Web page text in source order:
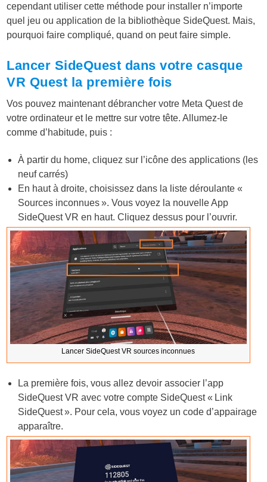
cependant utiliser cette méthode pour installer n’importe
quel jeu ou application de la bibliothèque SideQuest. Mais,
pourquoi faire compliqué, quand on peut faire simple.
Lancer SideQuest dans votre casque
VR Quest la première fois
Vos pouvez maintenant débrancher votre Meta Quest de
votre ordinateur et le mettre sur votre tête. Allumez-le
comme d’habitude, puis :
À partir du home, cliquez sur l’icône des applications (les
neuf carrés)
En haut à droite, choisissez dans la liste déroulante «
Sources inconnues ». Vous voyez la nouvelle App
SideQuest VR en haut. Cliquez dessus pour l’ouvrir.
Lancer SideQuest VR sources inconnues
La première fois, vous allez devoir associer l’app
SideQuest VR avec votre compte SideQuest « Link
SideQuest ». Pour cela, vous voyez un code d’appairage
apparaître.